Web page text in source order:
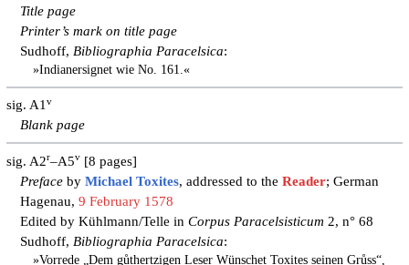
Title page
Printer’s mark on title page
Sudhoff, Bibliographia Paracelsica:
»Indianersignet wie No. 161.«
sig. A1 v
Blankpage
sig. A2r–A5v[8 pages]
Preface byMichael Toxites, addressed to theReader; German
Hagenau,9 February 1578
Edited by Kühlmann/Telle inCorpus Paracelsisticum 2, n° 68
Sudhoff, Bibliographia Paracelsica:
»Vorrede „Dem gůthertzigen Leser Wünschet Toxites seinen Grůss“,